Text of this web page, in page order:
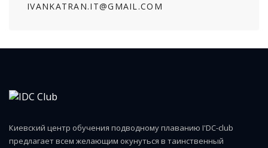
IVANKATRAN.IT@GMAIL.COM
Киевский центр обучения подводному плаванию I'DC-club
предлагает всем желающим окунуться в таинственный